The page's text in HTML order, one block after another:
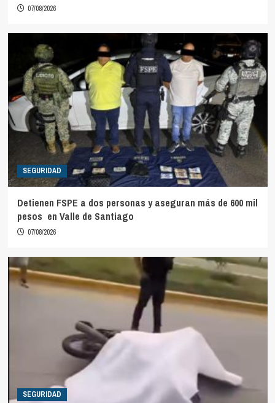
07/08/2026
SEGURIDAD
Detienen FSPE a dos personas y aseguran más de 600 mil
pesos en Valle de Santiago
07/08/2026
SEGURIDAD